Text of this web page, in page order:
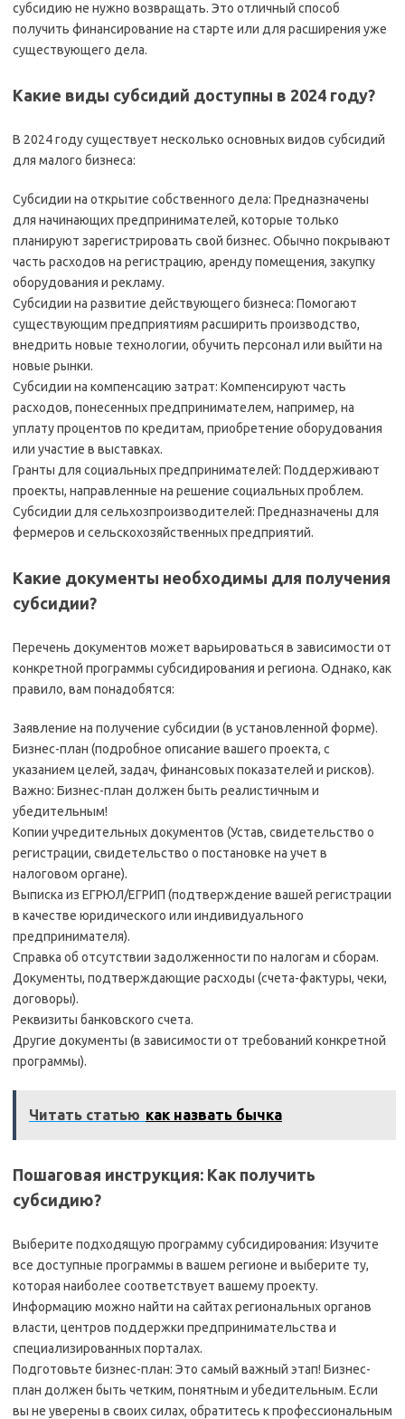
субсидию не нужно возвращать. Это отличный способ
получить финансирование на старте или для расширения уже
существующего дела.
Какие виды субсидий доступны в 2024 году?
В 2024 году существует несколько основных видов субсидий
для малого бизнеса:
Субсидии на открытие собственного дела: Предназначены
для начинающих предпринимателей, которые только
планируют зарегистрировать свой бизнес. Обычно покрывают
часть расходов на регистрацию, аренду помещения, закупку
оборудования и рекламу.
Субсидии на развитие действующего бизнеса: Помогают
существующим предприятиям расширить производство,
внедрить новые технологии, обучить персонал или выйти на
новые рынки.
Субсидии на компенсацию затрат: Компенсируют часть
расходов, понесенных предпринимателем, например, на
уплату процентов по кредитам, приобретение оборудования
или участие в выставках.
Гранты для социальных предпринимателей: Поддерживают
проекты, направленные на решение социальных проблем.
Субсидии для сельхозпроизводителей: Предназначены для
фермеров и сельскохозяйственных предприятий.
Какие документы необходимы для получения
субсидии?
Перечень документов может варьироваться в зависимости от
конкретной программы субсидирования и региона. Однако, как
правило, вам понадобятся:
Заявление на получение субсидии (в установленной форме).
Бизнес-план (подробное описание вашего проекта, с
указанием целей, задач, финансовых показателей и рисков).
Важно: Бизнес-план должен быть реалистичным и
убедительным!
Копии учредительных документов (Устав, свидетельство о
регистрации, свидетельство о постановке на учет в
налоговом органе).
Выписка из ЕГРЮЛ/ЕГРИП (подтверждение вашей регистрации
в качестве юридического или индивидуального
предпринимателя).
Справка об отсутствии задолженности по налогам и сборам.
Документы, подтверждающие расходы (счета-фактуры, чеки,
договоры).
Реквизиты банковского счета.
Другие документы (в зависимости от требований конкретной
программы).
Читать статью как назвать бычка
Пошаговая инструкция: Как получить
субсидию?
Выберите подходящую программу субсидирования: Изучите
все доступные программы в вашем регионе и выберите ту,
которая наиболее соответствует вашему проекту.
Информацию можно найти на сайтах региональных органов
власти, центров поддержки предпринимательства и
специализированных порталах.
Подготовьте бизнес-план: Это самый важный этап! Бизнес-
план должен быть четким, понятным и убедительным. Если
вы не уверены в своих силах, обратитесь к профессиональным